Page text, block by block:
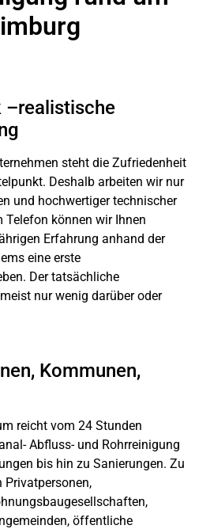
–realistische
steht die Zufriedenheit
Deshalb arbeiten wir nur
und hochwertiger technischer
können wir Ihnen
Erfahrung anhand der
eine erste
Der tatsächliche
nur wenig darüber oder
Kommunen,
reicht vom 24 Stunden
Abfluss- und Rohrreinigung
bis hin zu Sanierungen. Zu
Privatpersonen,
öffentliche